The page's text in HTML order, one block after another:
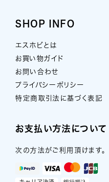
SHOP INFO
エスホビとは
お買い物ガイド
お問い合わせ
プライバシーポリシー
特定商取引法に基づく表記
お支払い方法について
次の方法がご利用頂けます。